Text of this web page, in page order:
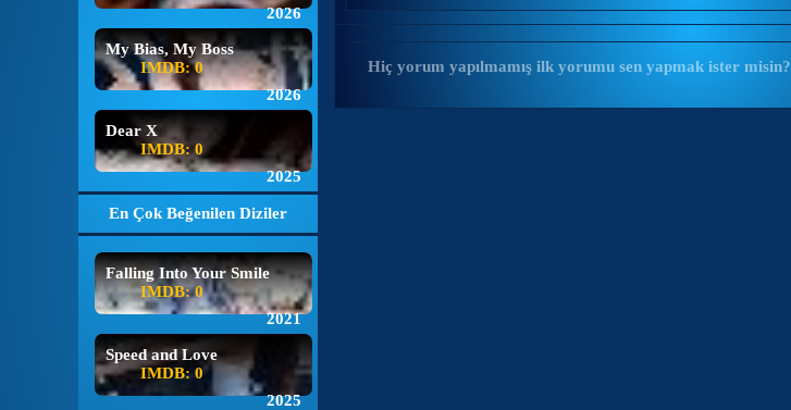
2026
My Bias, My Boss
IMDB: 0
2026
Dear X
IMDB: 0
2025
En Çok Beğenilen Diziler
Falling Into Your Smile
IMDB: 0
2021
Speed and Love
IMDB: 0
2025
Hiç yorum yapılmamış ilk yorumu sen yapmak ister misin?